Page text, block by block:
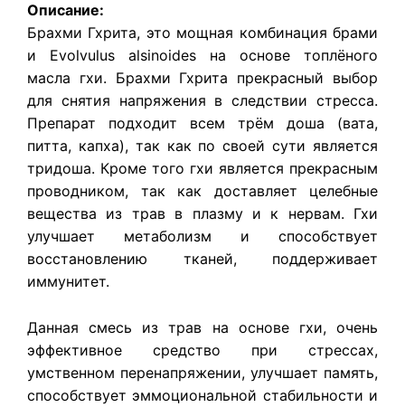
Описание:
Брахми Гхрита, это мощная комбинация брами
и Evolvulus alsinoides на основе топлёного
масла гхи. Брахми Гхрита прекрасный выбор
для снятия напряжения в следствии стресса.
Препарат подходит всем трём доша (вата,
питта, капха), так как по своей сути является
тридоша. Кроме того гхи является прекрасным
проводником, так как доставляет целебные
вещества из трав в плазму и к нервам. Гхи
улучшает метаболизм и способствует
восстановлению тканей, поддерживает
иммунитет.
Данная смесь из трав на основе гхи, очень
эффективное средство при стрессах,
умственном перенапряжении, улучшает память,
способствует эммоциональной стабильности и